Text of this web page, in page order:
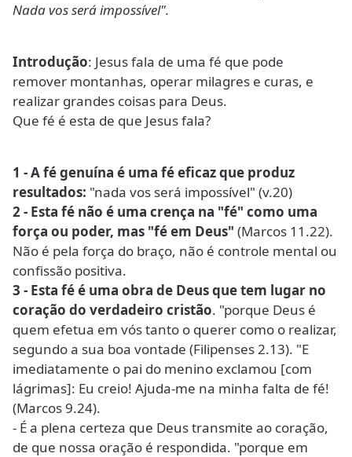
Nada vos será impossível".
Introdução: Jesus fala de uma fé que pode
remover montanhas, operar milagres e curas, e
realizar grandes coisas para Deus.
Que fé é esta de que Jesus fala?
1 - A fé genuína é uma fé eficaz que produz
resultados: "nada vos será impossível" (v.20)
2 - Esta fé não é uma crença na "fé" como uma
força ou poder, mas "fé em Deus" (Marcos 11.22).
Não é pela força do braço, não é controle mental ou
confissão positiva.
3 - Esta fé é uma obra de Deus que tem lugar no
coração do verdadeiro cristão. "porque Deus é
quem efetua em vós tanto o querer como o realizar,
segundo a sua boa vontade (Filipenses 2.13). "E
imediatamente o pai do menino exclamou [com
lágrimas]: Eu creio! Ajuda-me na minha falta de fé!
(Marcos 9.24).
- É a plena certeza que Deus transmite ao coração,
de que nossa oração é respondida. "porque em